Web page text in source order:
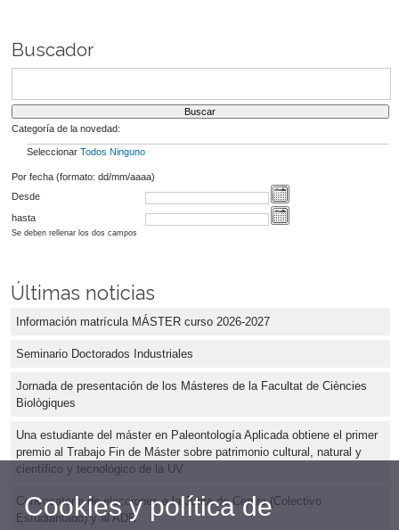
Buscador
Categoría de la novedad:
Seleccionar Todos Ninguno
Por fecha (formato: dd/mm/aaaa)
Desde
hasta
Se deben rellenar los dos campos
Últimas noticias
Información matrícula MÁSTER curso 2026-2027
Seminario Doctorados Industriales
Jornada de presentación de los Másteres de la Facultat de Ciències
Biològiques
Una estudiante del máster en Paleontología Aplicada obtiene el primer
premio al Trabajo Fin de Máster sobre patrimonio cultural, natural y
científico y tecnológico de la UV
Convocatoria de elecciones a la Junta de Centro (Colectivo
Estudiantado) y al ADR
Cookies y política de